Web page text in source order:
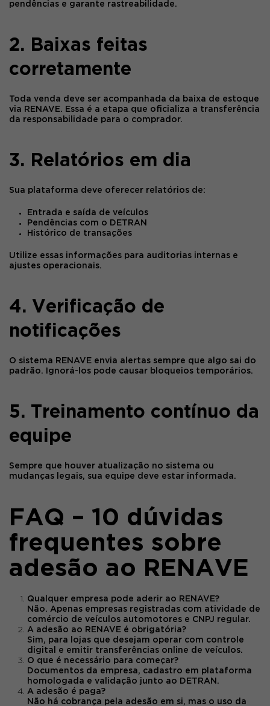
pendências e garante rastreabilidade.
2. Baixas feitas
corretamente
Toda venda deve ser acompanhada da baixa de estoque
via RENAVE. Essa é a etapa que oficializa a transferência
da responsabilidade para o comprador.
3. Relatórios em dia
Sua plataforma deve oferecer relatórios de:
Entrada e saída de veículos
Pendências com o DETRAN
Histórico de transações
Utilize essas informações para auditorias internas e
ajustes operacionais.
4. Verificação de
notificações
O sistema RENAVE envia alertas sempre que algo sai do
padrão. Ignorá-los pode causar bloqueios temporários.
5. Treinamento contínuo da
equipe
Sempre que houver atualização no sistema ou
mudanças legais, sua equipe deve estar informada.
FAQ – 10 dúvidas
frequentes sobre
adesão ao RENAVE
Qualquer empresa pode aderir ao RENAVE?
Não. Apenas empresas registradas com atividade de
comércio de veículos automotores e CNPJ regular.
A adesão ao RENAVE é obrigatória?
Sim, para lojas que desejam operar com controle
digital e emitir transferências online de veículos.
O que é necessário para começar?
Documentos da empresa, cadastro em plataforma
homologada e validação junto ao DETRAN.
A adesão é paga?
Não há cobrança pela adesão em si, mas o uso da